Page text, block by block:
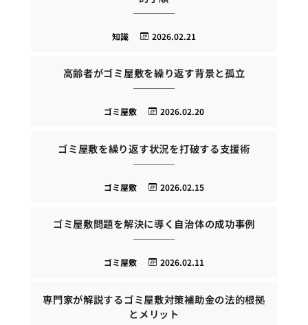
2026.02.21
知識
高齢者がゴミ屋敷を繰り返す背景と孤立
2026.02.20
ゴミ屋敷
ゴミ屋敷を繰り返す状況を打破する支援術
2026.02.15
ゴミ屋敷
ゴミ屋敷問題を解決に導く自治体の成功事例
2026.02.11
ゴミ屋敷
専門家が解説するゴミ屋敷対策補助金の法的根拠
とメリット